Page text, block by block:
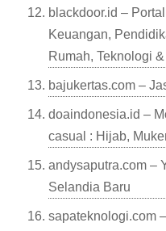
blackdoor.id –
Keuangan,
Rumah, Teknologi &
bajukertas.com –
doaindonesia.id –
casual : Hijab,
andysaputra.com –
Selandia Baru
sapateknologi.com